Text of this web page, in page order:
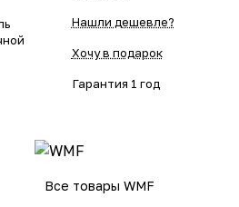
Нашли дешевле?
Хочу в подарок
Гарантия 1 год
Все товары WMF